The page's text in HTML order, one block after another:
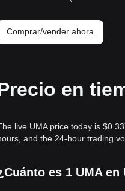
Comprar/vender ahora
en
live UMA price today is
and the 24-hour trading
es 1 UMA